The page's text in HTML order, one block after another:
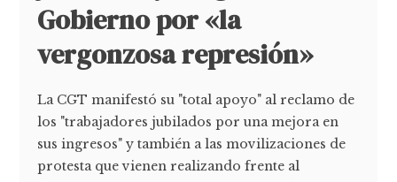
Gobierno por «la
vergonzosa represión»
La CGT manifestó su "total apoyo" al reclamo de
los "trabajadores jubilados por una mejora en
sus ingresos" y también a las movilizaciones de
protesta que vienen realizando frente al